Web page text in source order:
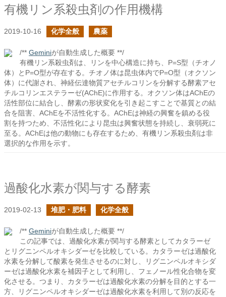
有機リン系殺虫剤の作用機構
2019-10-16 化学全般 農薬
/** Geminiが自動生成した概要 **/
有機リン系殺虫剤は、リンを中心構造に持ち、P=S型（チオノ
体）とP=O型が存在する。チオノ体は昆虫体内でP=O型（オクソン
体）に代謝され、神経伝達物質アセチルコリンを分解する酵素アセ
チルコリンエステラーゼ(AChE)に作用する。オクソン体はAChEの
活性部位に結合し、酵素の形状変化を引き起こすことで基質との結
合を阻害、AChEを不活性化する。AChEは神経の興奮を鎮める役
割を持つため、不活性化により昆虫は興奮状態を持続し、衰弱死に
至る。AChEは他の動物にも存在するため、有機リン系殺虫剤は非
選択的な作用を示す。
過酸化水素が関与する酵素
2019-02-13 堆肥・肥料 化学全般
/** Geminiが自動生成した概要 **/
この記事では、過酸化水素が関与する酵素としてカタラーゼ
とリグニンペルオキシダーゼを比較している。カタラーゼは過酸化
水素を分解して酸素を発生させるのに対し、リグニンペルオキシダ
ーゼは過酸化水素を補因子として利用し、フェノール性化合物を変
化させる。つまり、カタラーゼは過酸化水素の分解を目的とする一
方、リグニンペルオキシダーゼは過酸化水素を利用して別の反応を